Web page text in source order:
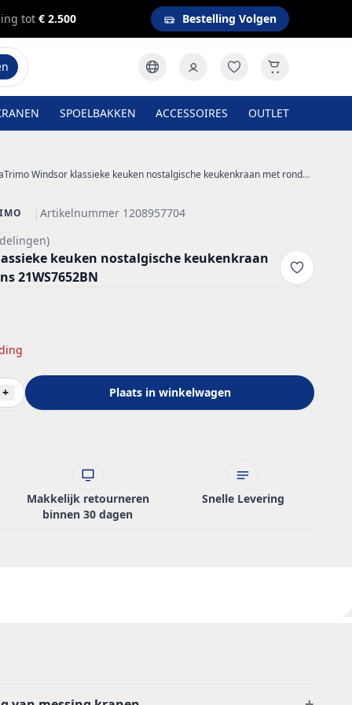
tot € 2.500 Bestelling Volgen
SPOELBAKKEN ACCESSOIRES OUTLET
Windsor klassieke keuken nostalgische keukenkraan met ronde uitloop brons 21WS7652BN
| Artikelnummer 1208957704
keuken nostalgische keukenkraan
21WS7652BN
+ Plaats in winkelwagen
Makkelijk retourneren
binnen 30 dagen
Snelle Levering